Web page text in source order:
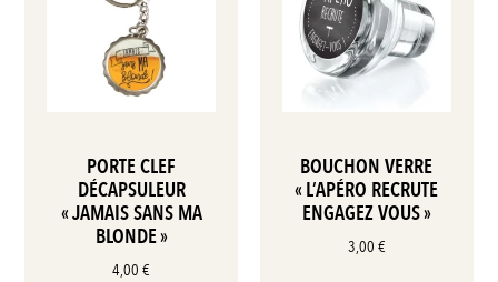
PORTE CLEF
DÉCAPSULEUR
« JAMAIS SANS MA
BLONDE »
4,00€
BOUCHON VERRE
« L’APÉRO RECRUTE
ENGAGEZ VOUS »
3,00 €